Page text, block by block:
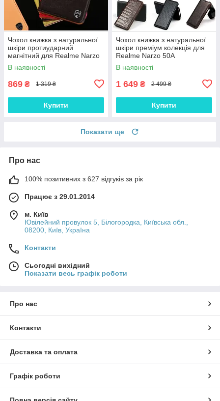
Чохол книжка з натуральної
шкіри протиударний
магнітний для Realme Narzo
50A "CLASIC"
В наявності
869 ₴ 1 319 ₴
Купити
Чохол книжка з натуральної
шкіри преміум колекція для
Realme Narzo 50A
"SIGNATURE"
В наявності
1 649 ₴ 2 499 ₴
Купити
Показати ще
Про нас
100% позитивних з 627 відгуків за рік
Працює з 29.01.2014
м. Київ
Ювілейний провулок 5, Білогородка, Київська обл.,
08200, Київ, Україна
Контакти
Сьогодні вихідний
Показати весь графік роботи
Про нас
Контакти
Доставка та оплата
Графік роботи